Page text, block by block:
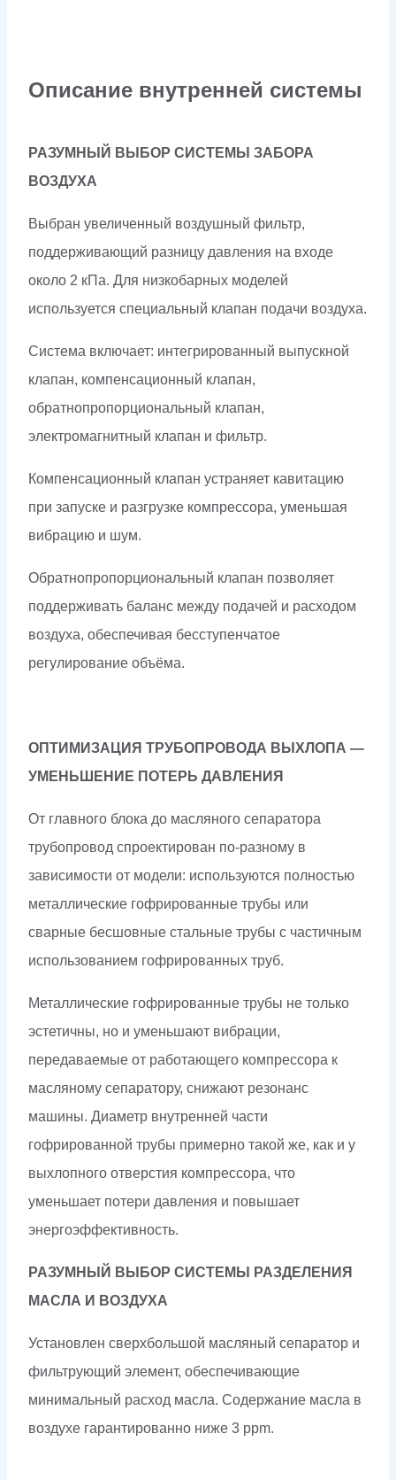
Описание внутренней системы
РАЗУМНЫЙ ВЫБОР СИСТЕМЫ ЗАБОРА
ВОЗДУХА
Выбран увеличенный воздушный фильтр,
поддерживающий разницу давления на входе
около 2 кПа. Для низкобарных моделей
используется специальный клапан подачи воздуха.
Система включает: интегрированный выпускной
клапан, компенсационный клапан,
обратнопропорциональный клапан,
электромагнитный клапан и фильтр.
Компенсационный клапан устраняет кавитацию
при запуске и разгрузке компрессора, уменьшая
вибрацию и шум.
Обратнопропорциональный клапан позволяет
поддерживать баланс между подачей и расходом
воздуха, обеспечивая бесступенчатое
регулирование объёма.
ОПТИМИЗАЦИЯ ТРУБОПРОВОДА ВЫХЛОПА —
УМЕНЬШЕНИЕ ПОТЕРЬ ДАВЛЕНИЯ
От главного блока до масляного сепаратора
трубопровод спроектирован по-разному в
зависимости от модели: используются полностью
металлические гофрированные трубы или
сварные бесшовные стальные трубы с частичным
использованием гофрированных труб.
Металлические гофрированные трубы не только
эстетичны, но и уменьшают вибрации,
передаваемые от работающего компрессора к
масляному сепаратору, снижают резонанс
машины. Диаметр внутренней части
гофрированной трубы примерно такой же, как и у
выхлопного отверстия компрессора, что
уменьшает потери давления и повышает
энергоэффективность.
РАЗУМНЫЙ ВЫБОР СИСТЕМЫ РАЗДЕЛЕНИЯ
МАСЛА И ВОЗДУХА
Установлен сверхбольшой масляный сепаратор и
фильтрующий элемент, обеспечивающие
минимальный расход масла. Содержание масла в
воздухе гарантированно ниже 3 ppm.